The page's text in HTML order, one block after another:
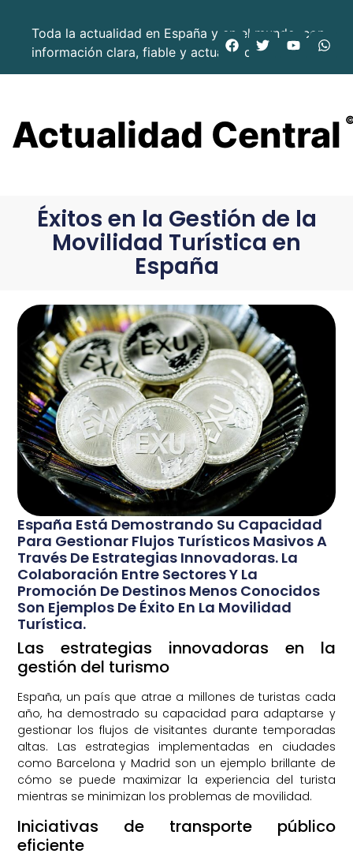
Toda la actualidad en España y en el mundo, con
información clara, fiable y actualizada.
Actualidad Central
Éxitos en la Gestión de la
Movilidad Turística en
España
España Está Demostrando Su Capacidad
Para Gestionar Flujos Turísticos Masivos A
Través De Estrategias Innovadoras. La
Colaboración Entre Sectores Y La
Promoción De Destinos Menos Conocidos
Son Ejemplos De Éxito En La Movilidad
Turística.
Las estrategias innovadoras en la
gestión del turismo
España, un país que atrae a millones de turistas cada
año, ha demostrado su capacidad para adaptarse y
gestionar los flujos de visitantes durante temporadas
altas. Las estrategias implementadas en ciudades
como Barcelona y Madrid son un ejemplo brillante de
cómo se puede maximizar la experiencia del turista
mientras se minimizan los problemas de movilidad.
Iniciativas de transporte público
eficiente